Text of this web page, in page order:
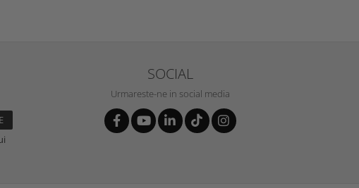
SOCIAL
Urmareste-ne in social media